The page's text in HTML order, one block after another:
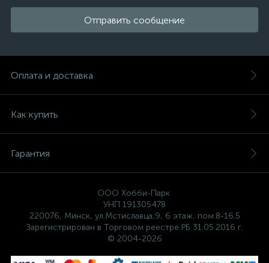
Отправить сообщение
Оплата и доставка
Как купить
Гарантия
ООО Хобби-Парк
УНП 191305478
220076, Минск, ул.Мстиславца,9, 6 этаж, пом.8-16.5
Зарегистрирован в Торговом реестре РБ 31.05.2016 г.
© 2004-2026